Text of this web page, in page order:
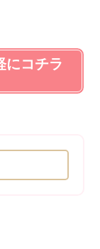
にコチラ